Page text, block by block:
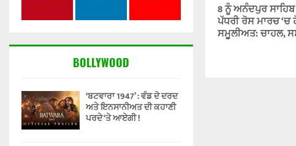
8 ਨੂੰ ਅਨੰਦਪੁਰ ਸਾਹਿਬ
ਪੱਧਰੀ ਰੋਸ ਮਾਰਚ ‘ਚ
ਸਮੂਲੀਅਤ: ਚਾਹਲ,
BOLLYWOOD
‘ਬਟਵਾਰਾ 1947’ : ਵੰਡ ਦੇ ਦਰਦ
ਅਤੇ ਇਨਸਾਨੀਅਤ ਦੀ ਕਹਾਣੀ
ਪਰਦੇ ‘ਤੇ ਆਏਗੀ !